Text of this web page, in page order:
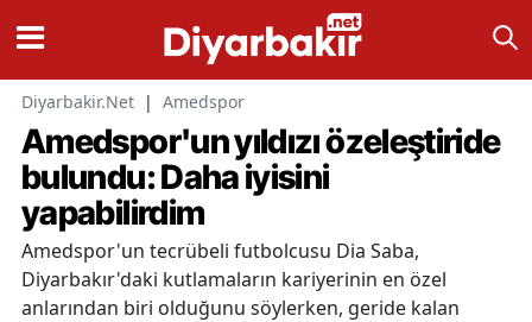
Diyarbakir.Net | Amedspor
Amedspor'un yıldızı özeleştiride
bulundu: Daha iyisini
yapabilirdim
Amedspor'un tecrübeli futbolcusu Dia Saba,
Diyarbakır'daki kutlamaların kariyerinin en özel
anlarından biri olduğunu söylerken, geride kalan